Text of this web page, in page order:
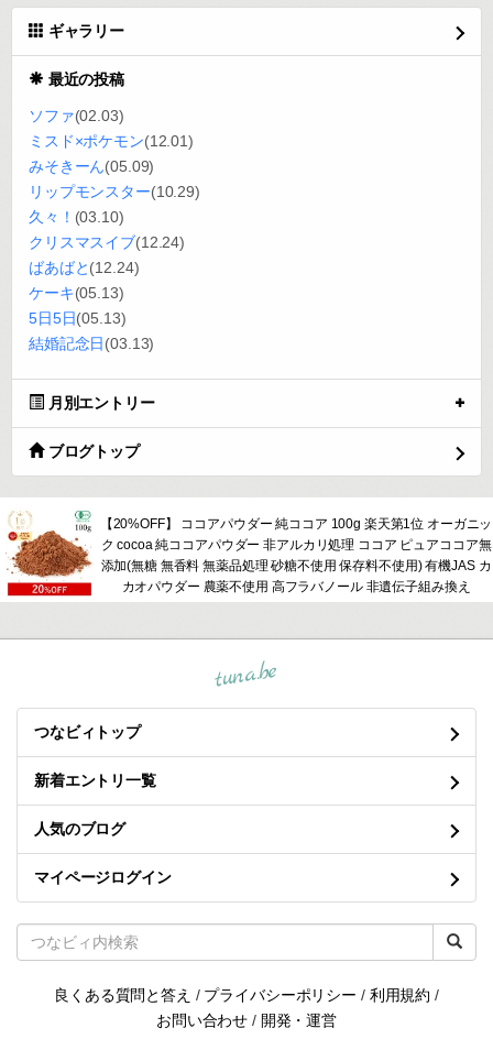
ギャラリー
最近の投稿
ソファ(02.03)
ミスド×ポケモン(12.01)
みそきーん(05.09)
リップモンスター(10.29)
久々！ (03.10)
クリスマスイブ(12.24)
ばあばと(12.24)
ケーキ(05.13)
5日5日(05.13)
結婚記念日(03.13)
月別エントリー
ブログトップ
【20%OFF】 ココアパウダー 純ココア 100g 楽天第1位 オーガニッ
ク cocoa 純ココアパウダー 非アルカリ処理 ココア ピュアココア無
添加(無糖 無香料 無薬品処理 砂糖不使用 保存料不使用) 有機JAS カ
カオパウダー 農薬不使用 高フラバノール 非遺伝子組み換え
tuna.be
つなビィトップ
新着エントリ一覧
人気のブログ
マイページログイン
良くある質問と答え / プライバシーポリシー / 利用規約 /
お問い合わせ / 開発・運営